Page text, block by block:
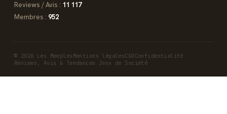
Reviews / Avis : 11 117
Membres : 952
© 2026 Les Meeples Mentions légalesCGU Confidentialité
Reviews, Avis & Tendances Jeux de Société